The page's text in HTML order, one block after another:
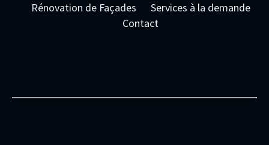
Rénovation de Façades
Services à la demande
Contact